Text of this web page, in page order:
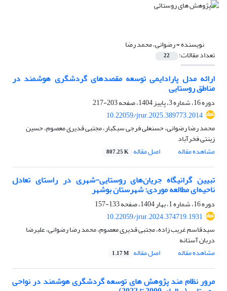
نویسنده =رضوانی، محمد رضا
تعداد مقالات: 22
ارائه مدل پارادایمی توسعه مقصدهای گردشگری هوشمند در
مناطق روستایی
دوره 16، شماره 3، پاییز 1404، صفحه
203-217
10.22059/jrur.2025.389773.2014
محمد رضا رضوانی، حسنعلی فرجی سبکبار، مجتبی قدیری معصوم، حسین
زینتی فخرآباد
مشاهده مقاله
اصل مقاله 807.25 K
تبیین گرانیگاه جریان‌های روستایی-شهری در راستای تعادل
ناحیه‌ای مطالعه موردی: شهرستان بوشهر
دوره 16، شماره 1، بهار 1404، صفحه
133-157
10.22059/jrur.2024.374719.1931
سیدقاسم غریب زاده، مجتبی قدیری معصوم، محمد رضا رضوانی، علیرضا
دربان آستانه
مشاهده مقاله
اصل مقاله 1.17 M
مرور نظام مند پژوهش های توسعه گردشگری هوشمند در نواحی